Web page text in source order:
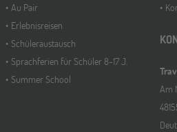
Au Pair
Erlebnisreisen
Schüleraustausch
Sprachferien für Schüler 8-17 J.
Summer School
Am